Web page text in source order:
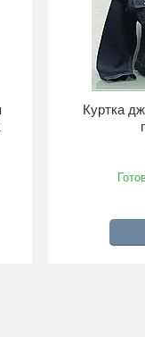
Куртка